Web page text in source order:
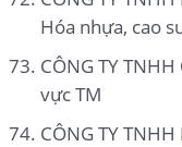
Hóa nhựa, cao
CÔNG TY TNHH
vực TM
CÔNG TY